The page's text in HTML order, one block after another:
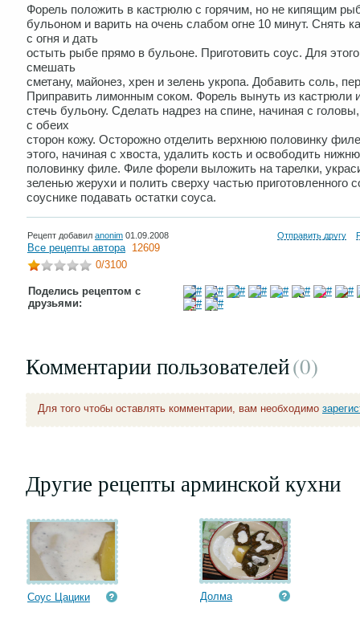
Форель положить в кастрюлю с горячим, но не кипящим
бульоном и варить на очень слабом огне 10 минут. Снять
с огня и дать
остыть рыбе прямо в бульоне. Приготовить соус. Для этого
смешать
сметану, майонез, хрен и зелень укропа. Добавить соль,
Приправить лимонным соком. Форель вынуть из кастрюли
стечь бульону. Сделать надрез на спине, начиная с
с обеих
сторон кожу. Осторожно отделить верхнюю половинку
этого, начиная с хвоста, удалить кость и освободить
половинку филе. Филе форели выложить на тарелки,
зеленью жерухи и полить сверху частью приготовленного
соуснике подавать остатки соуса.
Рецепт добавил anonim 01.09.2008 Отправить другу
Все рецепты автора 12609
0/3100
Поделись рецептом с
друзьями:
Комментарии пользователей(0)
Для того чтобы оставлять комментарии, вам необходимо
Другие рецепты арминской кухни
Соус Цацики Долма